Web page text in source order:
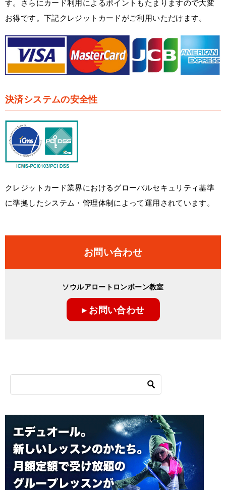
す。さらにカード利用によるポイントもたまりますので大変
お得です。下記クレジットカードがご利用いただけます。
決済システムの安全性
クレジットカード業界におけるグローバルセキュリティ基準
に準拠したシステム・管理体制によって運用されています。
お問い合わせ
ソウルアロートロンボーン教室
▸ お問い合わせ